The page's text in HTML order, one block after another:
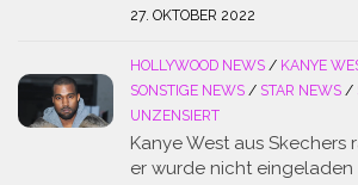
27. OKTOBER 2022
HOLLYWOOD NEWS / KANYE
SONSTIGE NEWS / STAR NEWS /
UNZENSIERT
Kanye West aus Skechers
er wurde nicht eingeladen